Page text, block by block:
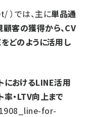
）では、主に単品通
顧客の獲得から、CV
どのように活用し
おけるLINE活用
率・LTV向上まで
for-